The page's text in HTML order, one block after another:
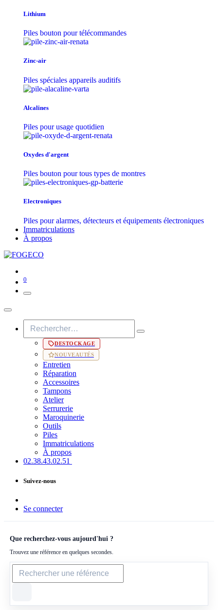
Lithium
Piles bouton pour télécommandes
Zinc-air
Piles spéciales appareils auditifs
Alcalines
Piles pour usage quotidien
Oxydes d'argent
Piles bouton pour tous types de montres
Electroniques
Piles pour alarmes, détecteurs et équipements électroniques
Immatriculations
À propos
0
DESTOCKAGE
NOUVEAUTÉS
Entretien
Réparation
Accessoires
Tampons
Atelier
Serrurerie
Maroquinerie
Outils
Piles
Immatriculations
À propos
02.38.43​.02.51
Suivez-nous
Se connecter
Que recherchez-vous aujourd'hui ?
Trouvez une référence en quelques secondes.